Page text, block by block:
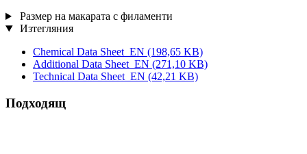
Размер на макарата с филаменти
Изтегляния
Chemical Data Sheet_EN (198,65 KB)
Additional Data Sheet_EN (271,10 KB)
Technical Data Sheet_EN (42,21 KB)
Подходящ